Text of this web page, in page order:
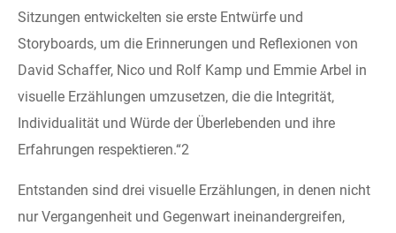
Sitzungen entwickelten sie erste Entwürfe und
Storyboards, um die Erinnerungen und Reflexionen von
David Schaffer, Nico und Rolf Kamp und Emmie Arbel in
visuelle Erzählungen umzusetzen, die die Integrität,
Individualität und Würde der Überlebenden und ihre
Erfahrungen respektieren.“2
Entstanden sind drei visuelle Erzählungen, in denen nicht
nur Vergangenheit und Gegenwart ineinandergreifen,